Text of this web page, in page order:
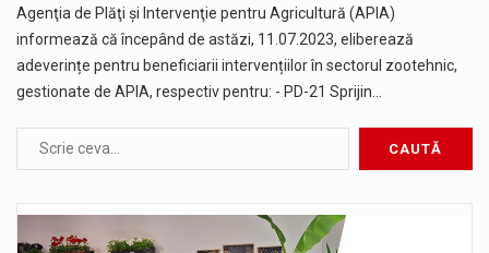
Agenţia de Plăţi şi Intervenţie pentru Agricultură (APIA)
informează că începând de astăzi, 11.07.2023, eliberează
adeverințe pentru beneficiarii intervențiilor în sectorul zootehnic,
gestionate de APIA, respectiv pentru: - PD-21 Sprijin…